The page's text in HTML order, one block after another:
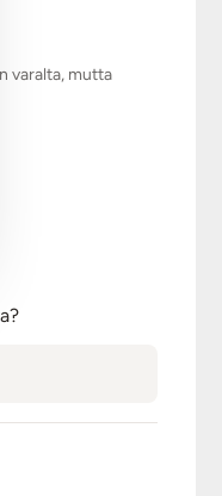
varalta, mutta